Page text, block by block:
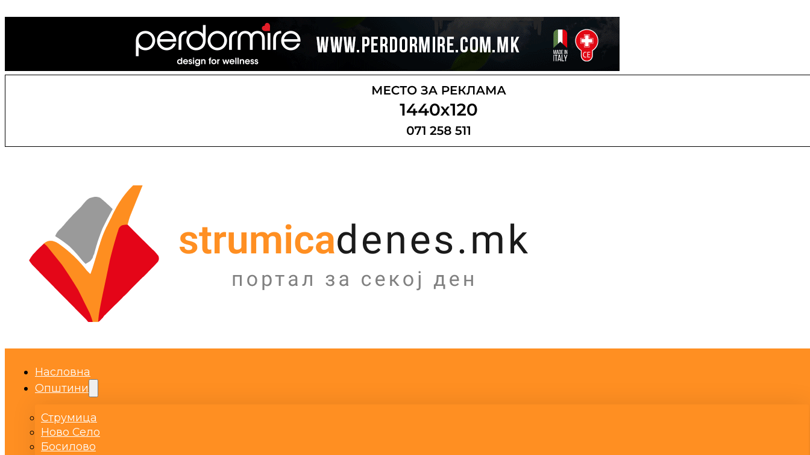
Насловна
Општини
Струмица
Ново Село
Босилово